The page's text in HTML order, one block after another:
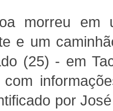
morreu em
e um
(25) - em
por